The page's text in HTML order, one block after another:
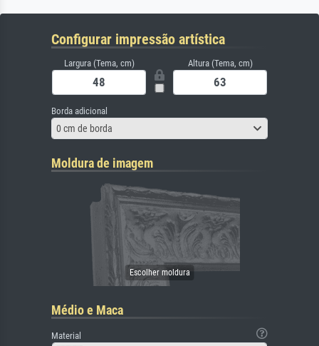
Configurar impressão artística
Largura (Tema, cm) Altura (Tema, cm)
Borda adicional
0 cm de borda
Moldura de imagem
Médio e Maca
Material